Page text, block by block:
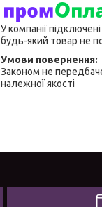
У компанії
будь-який товар не
Законом не
належної якості